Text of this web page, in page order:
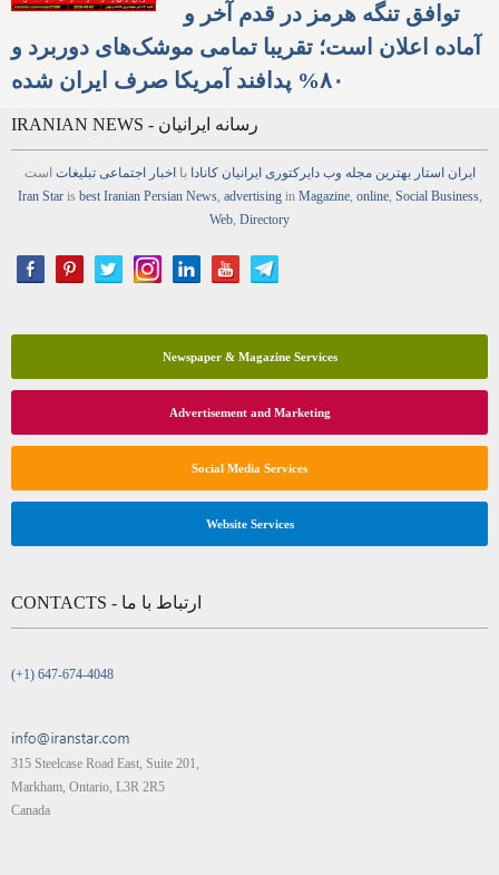
توافق تنگه هرمز در قدم آخر و
آماده اعلان است؛ تقریبا تمامی موشک‌های دوربرد و
۸۰% پدافند آمریکا صرف ایران شده
IRANIAN NEWS - رسانه ایرانیان
ایران استار بهترین مجله وب دایرکتوری ایرانیان کانادا با اخبار اجتماعی تبلیغات است
Iran Staris best Iranian Persian News, advertisingin Magazine, online, Social Business,
Web, Directory
Newspaper & Magazine Services
Advertisement and Marketing
Social Media Services
Website Services
CONTACTS - ارتباط با ما
(+1) 647-674-4048
315 Steelcase Road East, Suite 201,
Markham, Ontario, L3R 2R5
Canada